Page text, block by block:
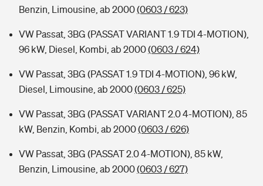
Benzin, Limousine, ab 2000(0603 / 623)
VW Passat, 3BG (PASSAT VARIANT 1.9 TDI 4-MOTION),
96 kW, Diesel, Kombi, ab 2000(0603 / 624)
VW Passat, 3BG (PASSAT 1.9 TDI 4-MOTION), 96 kW,
Diesel, Limousine, ab 2000(0603 / 625)
VW Passat, 3BG (PASSAT VARIANT 2.0 4-MOTION), 85
kW, Benzin, Kombi, ab 2000(0603 / 626)
VW Passat, 3BG (PASSAT 2.0 4-MOTION), 85 kW,
Benzin, Limousine, ab 2000(0603 / 627)